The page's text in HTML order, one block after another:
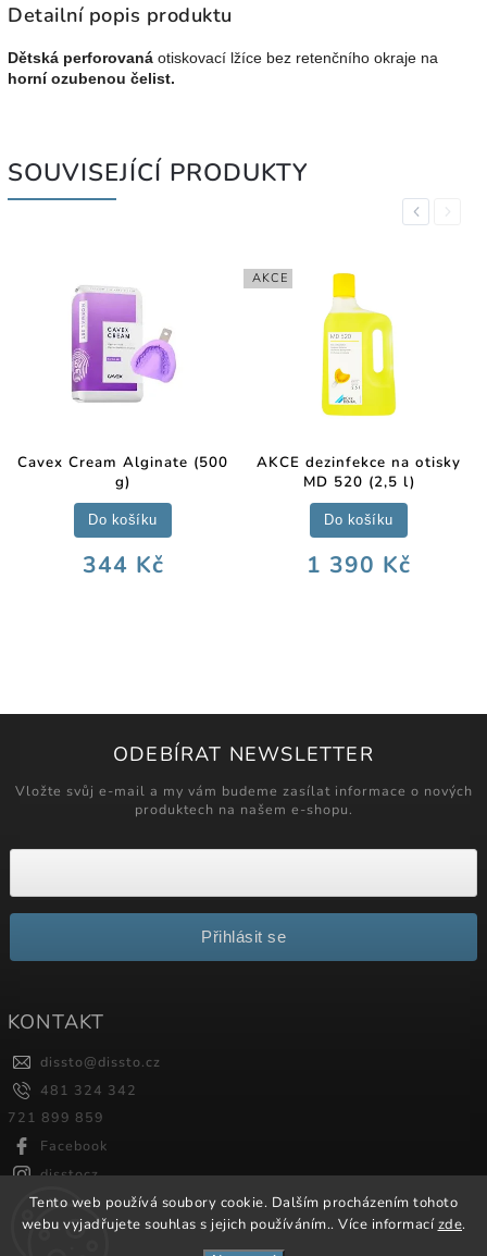
Tento web používá soubory cookie. Dalším procházením tohoto
webu vyjadřujete souhlas s jejich používáním.. Více informacízde.
Detailní popis produktu
Dětská perforovaná otiskovací lžíce bez retenčního okraje na
horní ozubenou čelist.
SOUVISEJÍCÍ PRODUKTY
Previous
Cavex Cream Alginate (500
g)
344 Kč
Do košíku
AKCE
AKCE dezinfekce na otisky
MD 520 (2,5 l)
1 390 Kč
Do košíku
Next
ODEBÍRAT NEWSLETTER
Vložte svůj e-mail a my vám budeme zasílat informace o nových
produktech na našem e-shopu.
Přihlásit se
KONTAKT
dissto@dissto.cz
481 324 342
721 899 859
Facebook
disstocz